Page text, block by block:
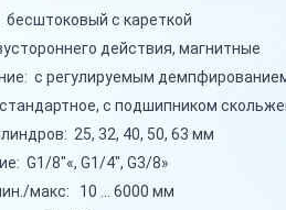
бесштоковый с кареткой
действия, магнитные
с регулируемым
с подшипником
25, 32, 40, 50, 63 мм
G1/8"«, G1/4", G3/8»
макс: 10 … 6000 мм